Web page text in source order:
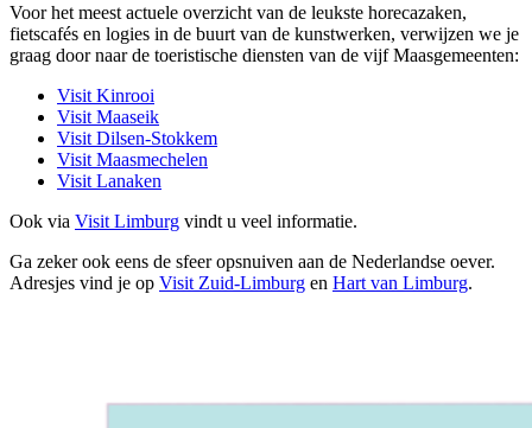
Voor het meest actuele overzicht van de leukste horecazaken,
fietscafés en logies in de buurt van de kunstwerken, verwijzen we je
graag door naar de toeristische diensten van de vijf Maasgemeenten:
Visit Kinrooi
Visit Maaseik
Visit Dilsen-Stokkem
Visit Maasmechelen
Visit Lanaken
Ook via Visit Limburg vindt u veel informatie.
Ga zeker ook eens de sfeer opsnuiven aan de Nederlandse oever.
Adresjes vind je op Visit Zuid-Limburg en Hart van Limburg.